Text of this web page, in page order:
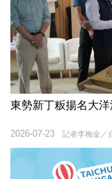
東勢新丁粄揚名大
記者李梅金／
2026-07-23